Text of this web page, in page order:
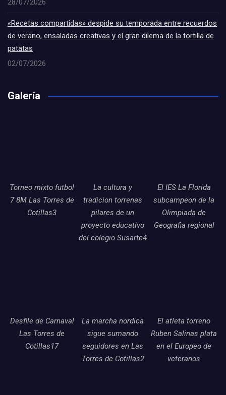
28/07/2026
«Recetas compartidas» despide su temporada entre recuerdos
de verano, ensaladas creativas y el gran dilema de la tortilla de
patatas
02/07/2026
Galería
Torneo mixto futbol
7 8M Las Torres de
Cotillas3
La cultura y
tradicion torrenas
pilares de un
proyecto educativo
del colegio Susarte4
El IES La Florida
subcampeon de la
Olimpiada de
Geografia regional
Desfile de Carnaval
Las Torres de
Cotillas17
La marcha nordica
sigue sumando
seguidores en Las
Torres de Cotillas2
El atleta torreno
Ruben Salinas plata
en el Europeo de
veteranos